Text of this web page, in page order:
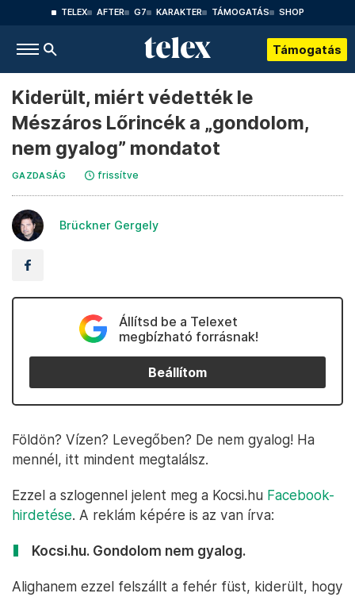
TELEX AFTER G7 KARAKTER TÁMOGATÁS SHOP
Támogatás
Kiderült, miért védették le
Mészáros Lőrincék a „gondolom,
nem gyalog” mondatot
GAZDASÁG frissítve
Brückner Gergely
Állítsd be a Telexet
megbízható forrásnak!
Beállítom
Földön? Vízen? Levegőben? De nem gyalog! Ha
mennél, itt mindent megtalálsz.
Ezzel a szlogennel jelent meg a Kocsi.hu Facebook-
hirdetése. A reklám képére is az van írva:
Kocsi.hu. Gondolom nem gyalog.
Alighanem ezzel felszállt a fehér füst, kiderült, hogy